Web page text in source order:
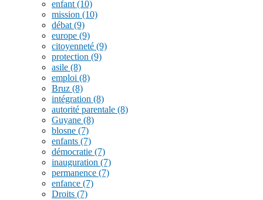
enfant (10)
mission (10)
débat (9)
europe (9)
citoyenneté (9)
protection (9)
asile (8)
emploi (8)
Bruz (8)
intégration (8)
autorité parentale (8)
Guyane (8)
blosne (7)
enfants (7)
démocratie (7)
inauguration (7)
permanence (7)
enfance (7)
Droits (7)